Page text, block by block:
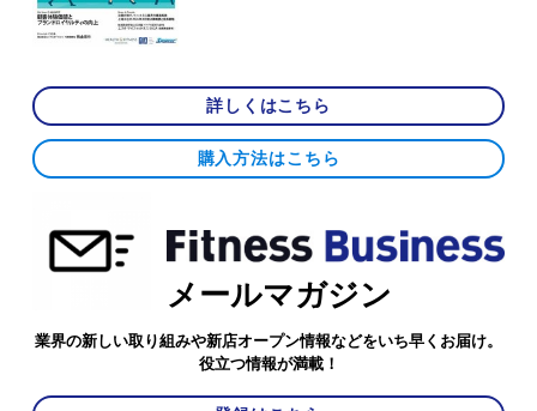
詳しくはこちら
購入方法はこちら
メールマガジン
業界の新しい取り組みや新店オープン情報などをいち早くお届け。
役立つ情報が満載！